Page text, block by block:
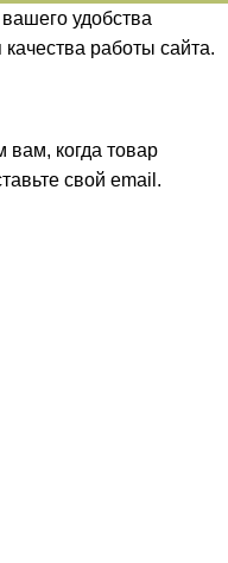
удобства
работы сайта.
когда товар
свой email.